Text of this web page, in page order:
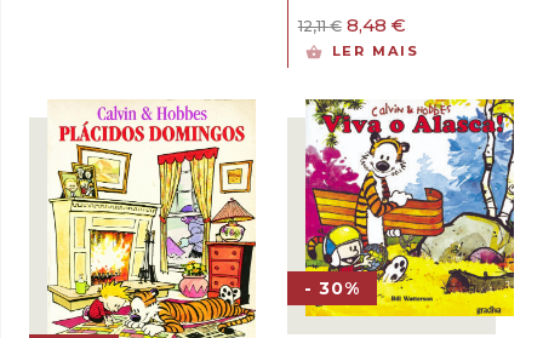
12,11€ O
preço
12,11 €.
8,48 €O
preço
8,48 €.
LER MAIS
- 30%